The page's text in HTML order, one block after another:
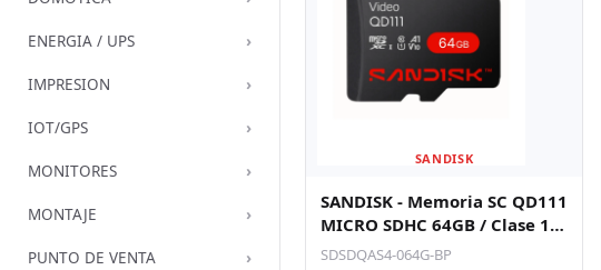
ENERGIA / UPS ›
IMPRESION ›
IOT/GPS ›
MONITORES ›
MONTAJE ›
PUNTO DE VENTA ›
SANDISK
SANDISK - Memoria SC QD111
MICRO SDHC 64GB / Clase 10/
U1 Lectura 100 MB/S / ESC
SDSDQAS4-064G-BP